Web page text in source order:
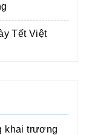
Tết Việt
khai trương